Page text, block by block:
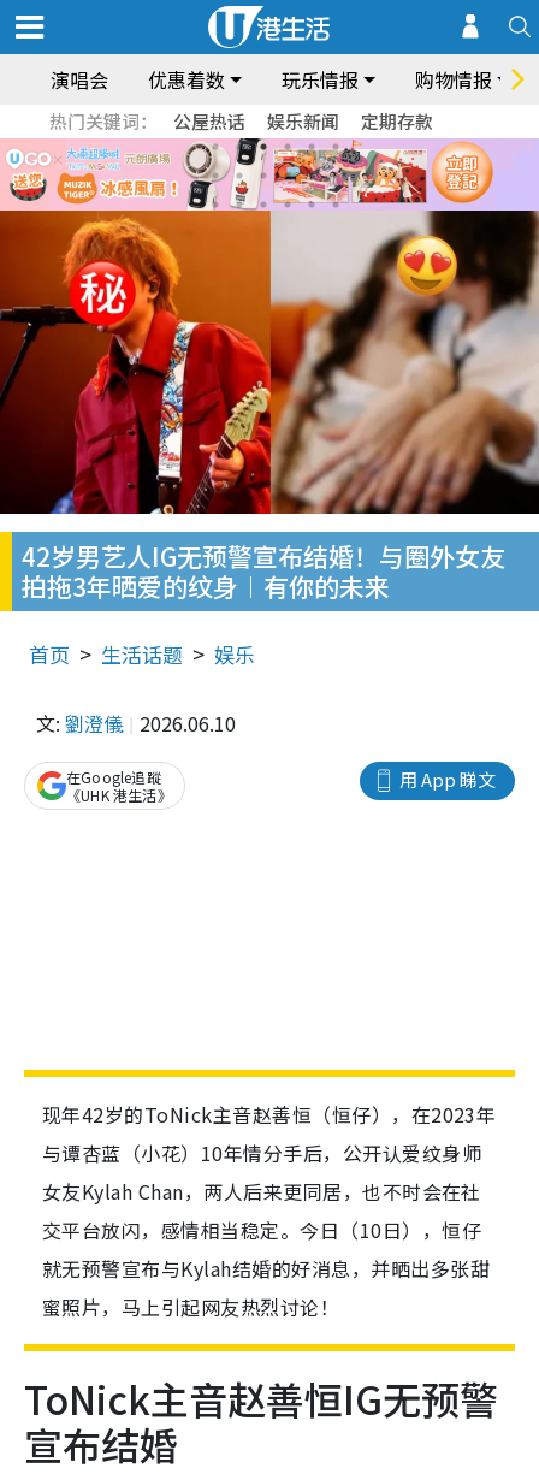
演唱会 优惠着数 玩乐情报 购物情报
热门关键词： 公屋热话 娱乐新闻 定期存款
42岁男艺人IG无预警宣布结婚！与圈外女友
拍拖3年晒爱的纹身︱有你的未来
首页 生活话题 娱乐
文: 劉澄儀 2026.06.10
用 App 睇文
在Google追蹤
《UHK 港生活》
现年42岁的ToNick主音赵善恒（恒仔），在2023年
与谭杏蓝（小花）10年情分手后，公开认爱纹身师
女友Kylah Chan，两人后来更同居，也不时会在社
交平台放闪，感情相当稳定。今日（10日），恒仔
就无预警宣布与Kylah结婚的好消息，并晒出多张甜
蜜照片，马上引起网友热烈讨论！
ToNick主音赵善恒IG无预警
宣布结婚